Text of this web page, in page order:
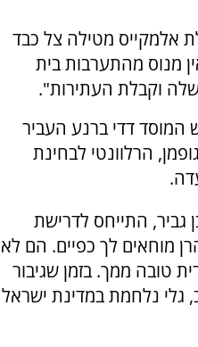
אלמקייס מטילה צל כבד
מנוס מהתערבות בית
וקבלת העתירות".
המוסד דדי ברנע העביר
הרלוונטי לבחינת
גביר, התייחס לדרישת
מוחאים לך כפיים. הם לא
טובה ממך. בזמן שגיבור
גלי נלחמת במדינת ישראל